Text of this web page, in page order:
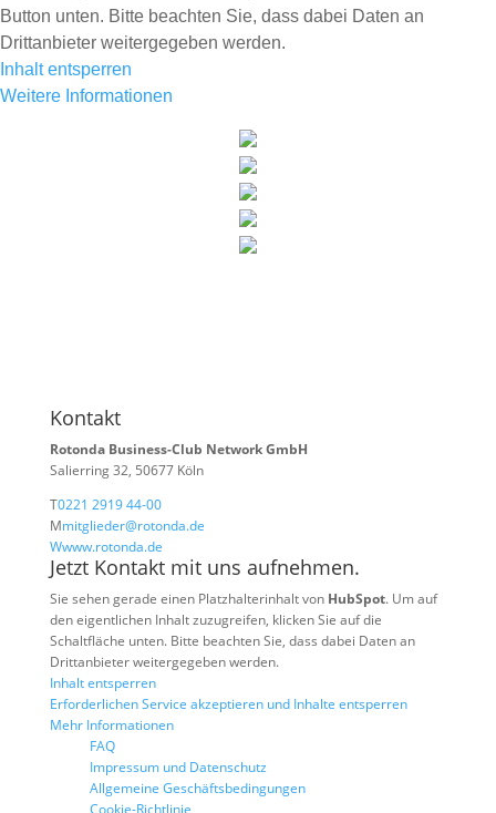
Button unten. Bitte beachten Sie, dass dabei Daten an
Drittanbieter weitergegeben werden.
Inhalt entsperren
Weitere Informationen
Kontakt
Rotonda Business-Club Network GmbH
Salierring 32, 50677 Köln
T0221 2919 44-00
Mmitglieder@rotonda.de
Wwww.rotonda.de
Jetzt Kontakt mit uns aufnehmen.
Sie sehen gerade einen Platzhalterinhalt von HubSpot. Um auf
den eigentlichen Inhalt zuzugreifen, klicken Sie auf die
Schaltfläche unten. Bitte beachten Sie, dass dabei Daten an
Drittanbieter weitergegeben werden.
Inhalt entsperren
Erforderlichen Service akzeptieren und Inhalte entsperren
Mehr Informationen
FAQ
Impressum und Datenschutz
Allgemeine Geschäftsbedingungen
Cookie-Richtlinie